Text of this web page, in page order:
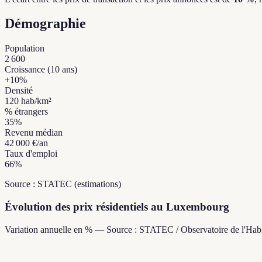
Démographie
Population
2 600
Croissance (10 ans)
+10%
Densité
120 hab/km²
% étrangers
35%
Revenu médian
42 000 €/an
Taux d'emploi
66%
Source : STATEC (estimations)
Évolution des prix résidentiels au Luxembourg
Variation annuelle en % — Source : STATEC / Observatoire de